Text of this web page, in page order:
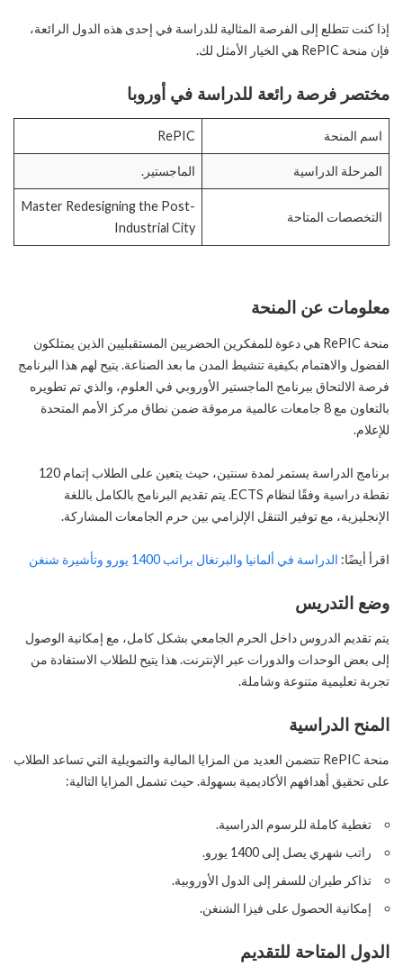
إذا كنت تتطلع إلى الفرصة المثالية للدراسة في إحدى هذه الدول الرائعة،
فإن منحة RePIC هي الخيار الأمثل لك.
مختصر فرصة رائعة للدراسة في أوروبا
اسم المنحة RePIC
المرحلة الدراسية الماجستير.
التخصصات المتاحة
Master Redesigning the Post-
Industrial City
معلومات عن المنحة
منحة RePIC هي دعوة للمفكرين الحضريين المستقبليين الذين يمتلكون
الفضول والاهتمام بكيفية تنشيط المدن ما بعد الصناعة. يتيح لهم هذا البرنامج
فرصة الالتحاق ببرنامج الماجستير الأوروبي في العلوم، والذي تم تطويره
بالتعاون مع 8 جامعات عالمية مرموقة ضمن نطاق مركز الأمم المتحدة
للإعلام.
برنامج الدراسة يستمر لمدة سنتين، حيث يتعين على الطلاب إتمام 120
نقطة دراسية وفقًا لنظام ECTS. يتم تقديم البرنامج بالكامل باللغة
الإنجليزية، مع توفير التنقل الإلزامي بين حرم الجامعات المشاركة.
اقرأ أيضًا: الدراسة في ألمانيا والبرتغال براتب 1400 يورو وتأشيرة شنغن
وضع التدريس
يتم تقديم الدروس داخل الحرم الجامعي بشكل كامل، مع إمكانية الوصول
إلى بعض الوحدات والدورات عبر الإنترنت. هذا يتيح للطلاب الاستفادة من
تجربة تعليمية متنوعة وشاملة.
المنح الدراسية
منحة RePIC تتضمن العديد من المزايا المالية والتمويلية التي تساعد الطلاب
على تحقيق أهدافهم الأكاديمية بسهولة. حيث تشمل المزايا التالية:
تغطية كاملة للرسوم الدراسية.
راتب شهري يصل إلى 1400 يورو.
تذاكر طيران للسفر إلى الدول الأوروبية.
إمكانية الحصول على فيزا الشنغن.
الدول المتاحة للتقديم